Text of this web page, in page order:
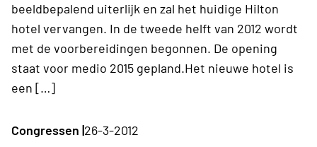
beeldbepalend uiterlijk en zal het huidige Hilton
hotel vervangen. In de tweede helft van 2012 wordt
met de voorbereidingen begonnen. De opening
staat voor medio 2015 gepland.Het nieuwe hotel is
een […]
Congressen |26-3-2012